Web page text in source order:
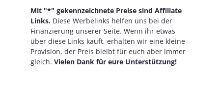
Mit "*" gekennzeichnete Preise sind Affiliate
Links. Diese Werbelinks helfen uns bei der
Finanzierung unserer Seite. Wenn ihr etwas
über diese Links kauft, erhalten wir eine kleine
Provision, der Preis bleibt für euch aber immer
gleich. Vielen Dank für eure Unterstützung!